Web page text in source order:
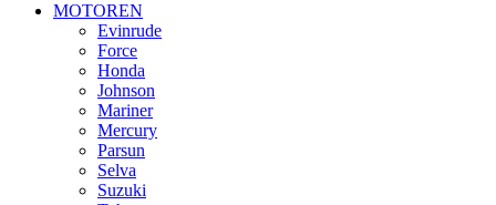
MOTOREN
Evinrude
Force
Honda
Johnson
Mariner
Mercury
Parsun
Selva
Suzuki